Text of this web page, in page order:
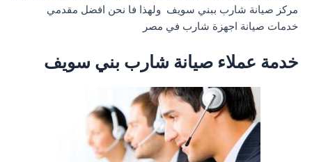
مركز صيانة شارب ببني سويف ولهذا فا نحن افضل مقدمي
خدمات صيانة اجهزة شارب في مصر
خدمة عملاء صيانة شارب بني سويف